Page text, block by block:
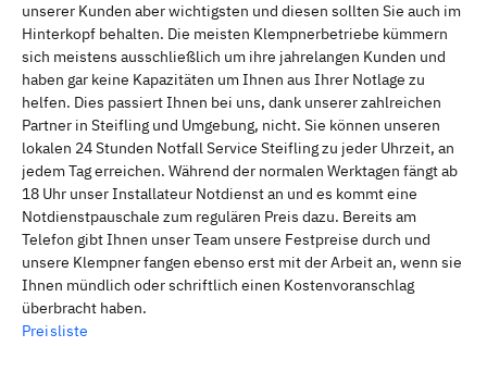
unserer Kunden aber wichtigsten und diesen sollten Sie auch im
Hinterkopf behalten. Die meisten Klempnerbetriebe kümmern
sich meistens ausschließlich um ihre jahrelangen Kunden und
haben gar keine Kapazitäten um Ihnen aus Ihrer Notlage zu
helfen. Dies passiert Ihnen bei uns, dank unserer zahlreichen
Partner in Steifling und Umgebung, nicht. Sie können unseren
lokalen 24 Stunden Notfall Service Steifling zu jeder Uhrzeit, an
jedem Tag erreichen. Während der normalen Werktagen fängt ab
18 Uhr unser Installateur Notdienst an und es kommt eine
Notdienstpauschale zum regulären Preis dazu. Bereits am
Telefon gibt Ihnen unser Team unsere Festpreise durch und
unsere Klempner fangen ebenso erst mit der Arbeit an, wenn sie
Ihnen mündlich oder schriftlich einen Kostenvoranschlag
überbracht haben.
Preisliste